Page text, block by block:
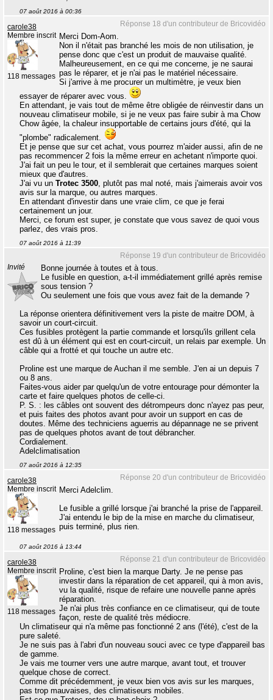
07 août 2016 à 00:36
Réponse 18 d'un contributeur de Bricovidéo
carole38
Membre inscrit
118 messages
Merci Dom-Aom.
Non il n'était pas branché les mois de non utilisation, je
pense donc que c'est un produit de mauvaise qualité.
Malheureusement, en ce qui me concerne, je ne saurai
pas le réparer, et je n'ai pas le matériel nécessaire.
Si j'arrive à me procurer un multimètre, je veux bien
essayer de réparer avec vous.
En attendant, je vais tout de même être obligée de réinvestir dans un
nouveau climatiseur mobile, si je ne veux pas faire subir à ma Chow
Chow âgée, la chaleur insupportable de certains jours d'été, qui la
"plombe" radicalement.
Et je pense que sur cet achat, vous pourrez m'aider aussi, afin de ne
pas recommencer 2 fois la même erreur en achetant n'importe quoi.
J'ai fait un peu le tour, et il semblerait que certaines marques soient
mieux que d'autres.
J'ai vu un Trotec 3500, plutôt pas mal noté, mais j'aimerais avoir vos
avis sur la marque, ou autres marques.
En attendant d'investir dans une vraie clim, ce que je ferai
certainement un jour.
Merci, ce forum est super, je constate que vous savez de quoi vous
parlez, des vrais pros.
07 août 2016 à 11:39
Réponse 19 d'un contributeur de Bricovidéo
Invité
Bonne journée à toutes et à tous.
Le fusible en question, a-t-il immédiatement grillé après remise
sous tension ?
Ou seulement une fois que vous avez fait de la demande ?
La réponse orientera définitivement vers la piste de maitre DOM, à
savoir un court-circuit.
Ces fusibles protègent la partie commande et lorsqu'ils grillent cela
est dû à un élément qui est en court-circuit, un relais par exemple. Un
câble qui a frotté et qui touche un autre etc.
Proline est une marque de Auchan il me semble. J'en ai un depuis 7
ou 8 ans.
Faites-vous aider par quelqu'un de votre entourage pour démonter la
carte et faire quelques photos de celle-ci.
P. S. : les câbles ont souvent des détrompeurs donc n'ayez pas peur,
et puis faites des photos avant pour avoir un support en cas de
doutes. Même des techniciens aguerris au dépannage ne se privent
pas de quelques photos avant de tout débrancher.
Cordialement.
Adelclimatisation
07 août 2016 à 12:35
Réponse 20 d'un contributeur de Bricovidéo
carole38
Membre inscrit
118 messages
Merci Adelclim.
Le fusible a grillé lorsque j'ai branché la prise de l'appareil.
J'ai entendu le bip de la mise en marche du climatiseur,
puis terminé, plus rien.
07 août 2016 à 13:44
Réponse 21 d'un contributeur de Bricovidéo
carole38
Membre inscrit
118 messages
Proline, c'est bien la marque Darty. Je ne pense pas
investir dans la réparation de cet appareil, qui à mon avis,
vu la qualité, risque de refaire une nouvelle panne après
réparation.
Je n'ai plus très confiance en ce climatiseur, qui de toute
façon, reste de qualité très médiocre.
Un climatiseur qui n'a même pas fonctionné 2 ans (l'été), c'est de la
pure saleté.
Je ne suis pas à l'abri d'un nouveau souci avec ce type d'appareil bas
de gamme.
Je vais me tourner vers une autre marque, avant tout, et trouver
quelque chose de correct.
Comme dit précédemment, je veux bien vos avis sur les marques,
pas trop mauvaises, des climatiseurs mobiles.